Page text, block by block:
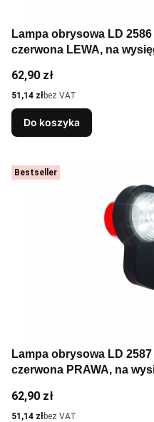
Lampa obrysowa LD
czerwona LEWA, na
Cena
62,90 zł
Cena
51,14 złbez VAT
Do koszyka
Bestseller
Lampa obrysowa LD
czerwona PRAWA, na
Cena
62,90 zł
Cena
51,14 złbez VAT